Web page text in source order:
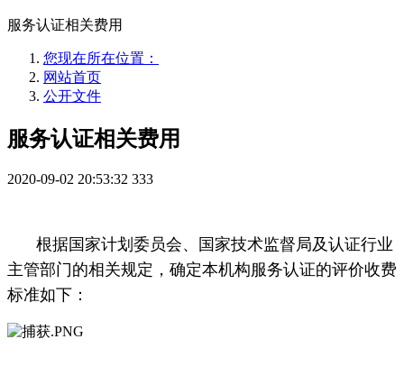
服务认证相关费用
您现在所在位置：
网站首页
公开文件
服务认证相关费用
2020-09-02 20:53:32 333
根据国家计划委员会、国家技术监督局及认证行业
主管部门的相关规定，确定本机构服务认证的评价收费
标准如下：